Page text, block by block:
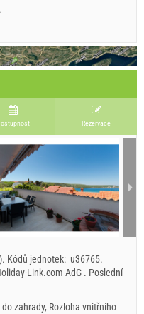
Rezervace
. Kódů jednotek: u36765.
Link.com AdG . Poslední
zahrady, Rozloha vnitřního